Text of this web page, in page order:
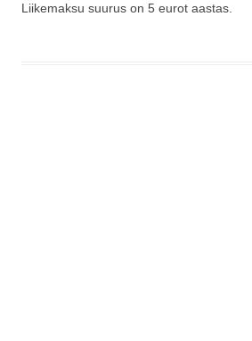
Liikemaksu suurus on 5 eurot aastas.